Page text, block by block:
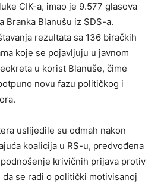
CIK-a, imao je 9.577 glasova
Branka Blanušu iz SDS-a.
rezultata sa 136 biračkih
koje se pojavljuju u javnom
u korist Blanuše, čime
novu fazu političkog i
uslijedile su odmah nakon
koalicija u RS-u, predvođena
krivičnih prijava protiv
da se radi o politički motivisanoj